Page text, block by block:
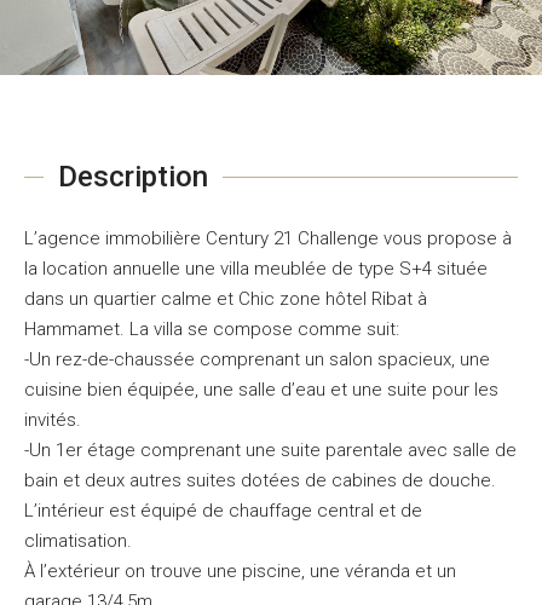
Description
L’agence immobilière Century 21 Challenge vous propose à
la location annuelle une villa meublée de type S+4 située
dans un quartier calme et Chic zone hôtel Ribat à
Hammamet. La villa se compose comme suit:
-Un rez-de-chaussée comprenant un salon spacieux, une
cuisine bien équipée, une salle d’eau et une suite pour les
invités.
-Un 1er étage comprenant une suite parentale avec salle de
bain et deux autres suites dotées de cabines de douche.
L’intérieur est équipé de chauffage central et de
climatisation.
À l’extérieur on trouve une piscine, une véranda et un